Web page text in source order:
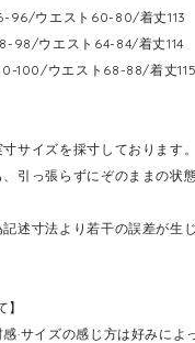
ウエスト60-80/着丈113
ウエスト64-84/着丈114
100/ウエスト68-88/着丈115
サイズを採寸しております。
引っ張らずにぞのままの状
述寸法より若干の誤差が生
·サイズの感じ方は好みによ